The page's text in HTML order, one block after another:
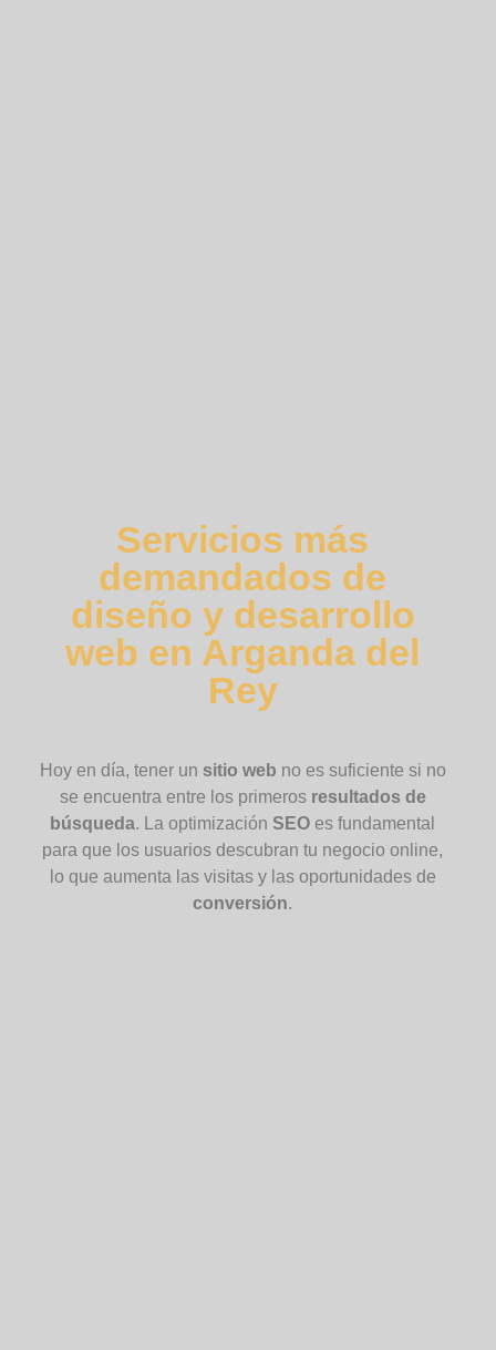
Servicios más
demandados de
diseño y desarrollo
web en Arganda del
Rey
Hoy en día, tener un sitio web no es suficiente si no
se encuentra entre los primeros resultados de
búsqueda. La optimización SEO es fundamental
para que los usuarios descubran tu negocio online,
lo que aumenta las visitas y las oportunidades de
conversión.